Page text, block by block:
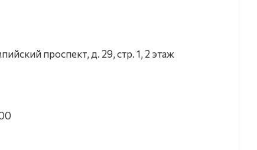
проспект, д. 29, стр. 1, 2 этаж